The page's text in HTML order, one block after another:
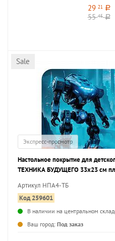
29 21 a
5545 a
Sale
Экспресс-просмотр
Настольное покрытие для
ТЕХНИКА БУДУЩЕГО 33х23 см
Артикул НПА4-ТБ
Код 259601
В наличии на центральном
Ваш город: Под заказ